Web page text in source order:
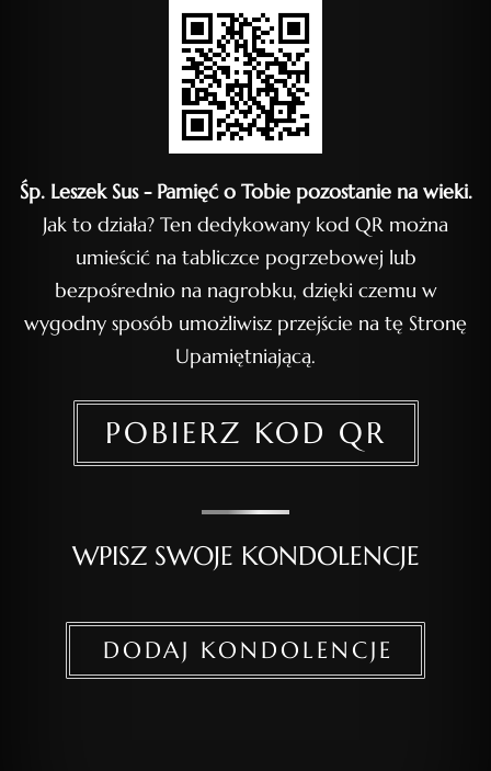
Śp. Leszek Sus - Pamięć o Tobie pozostanie na wieki.
Jak to działa? Ten dedykowany kod QR można
umieścić na tabliczce pogrzebowej lub
bezpośrednio na nagrobku, dzięki czemu w
wygodny sposób umożliwisz przejście na tę Stronę
Upamiętniającą.
POBIERZ KOD QR
WPISZ SWOJE KONDOLENCJE
DODAJ KONDOLENCJE